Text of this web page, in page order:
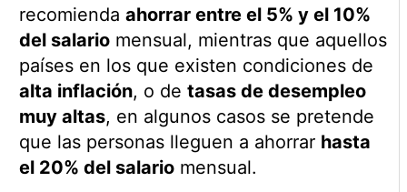
recomienda ahorrar entre el 5% y el 10%
del salariomensual, mientras que aquellos
países en los que existen condiciones de
alta inflación, o de tasas de desempleo
muy altas, en algunos casos se pretende
que las personas lleguen a ahorrar hasta
el 20% del salariomensual.